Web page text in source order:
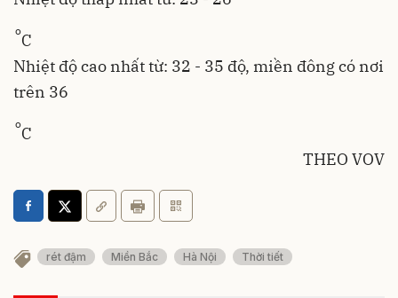
oC
Nhiệt độ cao nhất từ: 32 - 35 độ, miền đông có nơi
trên 36
oC
THEO VOV
rét đậm Miền Bắc Hà Nội Thời tiết